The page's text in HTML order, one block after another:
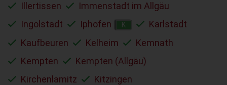
Illertissen
Immenstadt im Allgäu
Ingolstadt
Iphofen K
Karlstadt
Kaufbeuren
Kelheim
Kemnath
Kempten
Kempten (Allgäu)
Kirchenlamitz
Kitzingen